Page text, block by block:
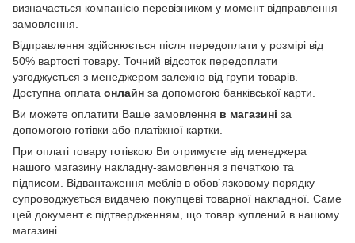
визначається компанією перевізником у момент відправлення
замовлення.
Відправлення здійснюється після передоплати у розмірі від
50% вартості товару. Точний відсоток передоплати
узгоджується з менеджером залежно від групи товарів.
Доступна оплата онлайн за допомогою банківської карти.
Ви можете оплатити Ваше замовлення в магазині за
допомогою готівки або платіжної картки.
При оплаті товару готівкою Ви отримуєте від менеджера
нашого магазину накладну-замовлення з печаткою та
підписом. Відвантаження меблів в обов`язковому порядку
супроводжується видачею покупцеві товарної накладної. Саме
цей документ є підтвердженням, що товар куплений в нашому
магазині.